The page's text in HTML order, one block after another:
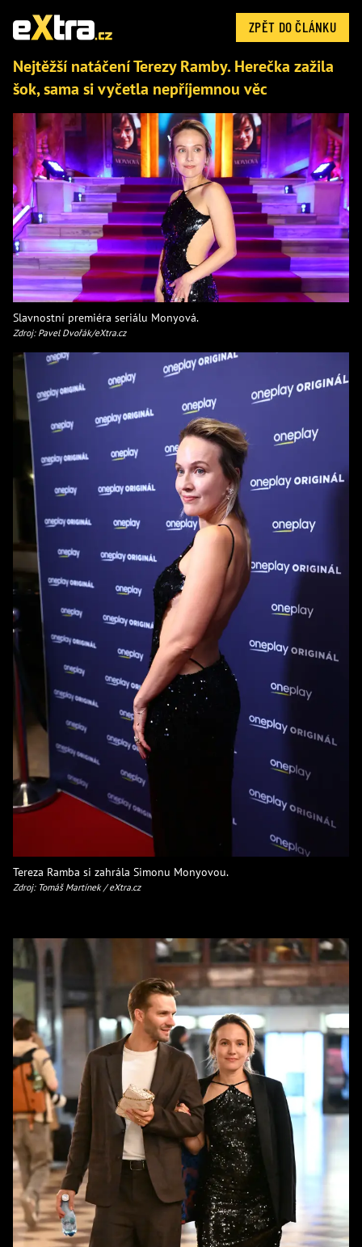
ZPĚT DO ČLÁNKU
Nejtěžší natáčení Terezy Ramby. Herečka zažila
šok, sama si vyčetla nepříjemnou věc
Slavnostní premiéra seriálu Monyová.
Zdroj: Pavel Dvořák/eXtra.cz
Tereza Ramba si zahrála Simonu Monyovou.
Zdroj: Tomáš Martínek / eXtra.cz